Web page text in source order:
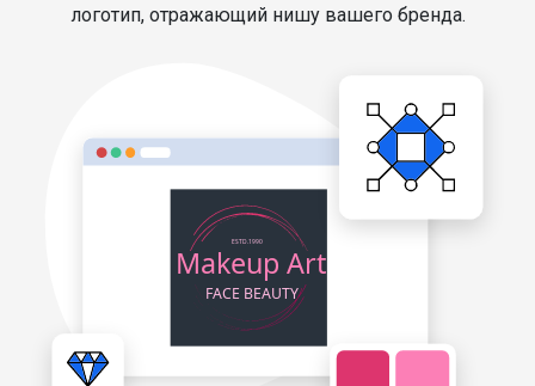
логотип, отражающий нишу вашего бренда.